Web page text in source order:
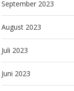
September 2023
August 2023
Juli 2023
Juni 2023